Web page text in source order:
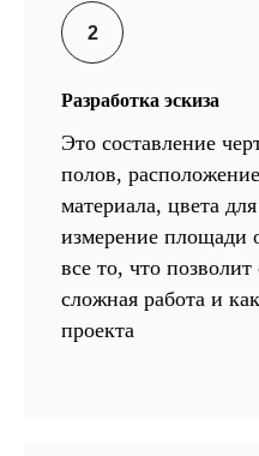
Разработка эскиза
Это составление
полов,
материала, цвета
измерение площади
все то, что
сложная работа и
проекта